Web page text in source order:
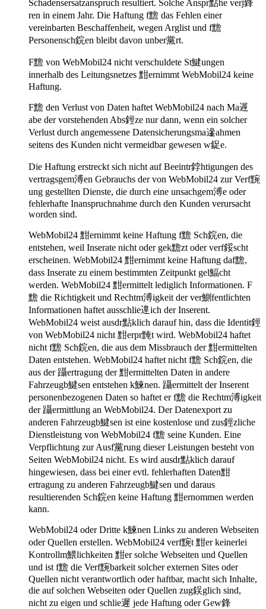
Schadensersatzanspruch resultiert. Solche Anspr點he verj鋒
ren in einem Jahr. Die Haftung f黵 das Fehlen einer
vereinbarten Beschaffenheit, wegen Arglist und f黵
Personensch鋎en bleibt davon unber黨rt.
F黵 von WebMobil24 nicht verschuldete St鰎ungen
innerhalb des Leitungsnetzes 黚ernimmt WebMobil24 keine
Haftung.
F黵 den Verlust von Daten haftet WebMobil24 nach Ma遟
abe der vorstehenden Abs鋞ze nur dann, wenn ein solcher
Verlust durch angemessene Datensicherungsma遪ahmen
seitens des Kunden nicht vermeidbar gewesen w鋜e.
Die Haftung erstreckt sich nicht auf Beeintr鋍htigungen des
vertragsgem溥en Gebrauchs der von WebMobil24 zur Verf黦
ung gestellten Dienste, die durch eine unsachgem溥e oder
fehlerhafte Inanspruchnahme durch den Kunden verursacht
worden sind.
WebMobil24 黚ernimmt keine Haftung f黵 Sch鋎en, die
entstehen, weil Inserate nicht oder gek黵zt oder verf鋖scht
erscheinen. WebMobil24 黚ernimmt keine Haftung daf黵,
dass Inserate zu einem bestimmten Zeitpunkt gel鰏cht
werden. WebMobil24 黚ermittelt lediglich Informationen. F
黵 die Richtigkeit und Rechtm溥igkeit der ver鰂fentlichten
Informationen haftet ausschlie遧ich der Inserent.
WebMobil24 weist ausdr點klich darauf hin, dass die Identit鋞
von WebMobil24 nicht 黚erpr黤t wird. WebMobil24 haftet
nicht f黵 Sch鋎en, die aus dem Missbrauch der 黚ermittelten
Daten entstehen. WebMobil24 haftet nicht f黵 Sch鋎en, die
aus der 躡ertragung der 黚ermittelten Daten in andere
Fahrzeugb鰎sen entstehen k鰊nen. 躡ermittelt der Inserent
personenbezogenen Daten so haftet er f黵 die Rechtm溥igkeit
der 躡ermittlung an WebMobil24. Der Datenexport zu
anderen Fahrzeugb鰎sen ist eine kostenlose und zus鋞zliche
Dienstleistung von WebMobil24 f黵 seine Kunden. Eine
Verpflichtung zur Ausf黨rung dieser Leistungen besteht von
Seiten WebMobil24 nicht. Es wird ausdr點klich darauf
hingewiesen, dass bei einer evtl. fehlerhaften Daten黚
ertragung zu anderen Fahrzeugb鰎sen und daraus
resultierenden Sch鋎en keine Haftung 黚ernommen werden
kann.
WebMobil24 oder Dritte k鰊nen Links zu anderen Webseiten
oder Quellen erstellen. WebMobil24 verf黦t 黚er keinerlei
Kontrollm鰃lichkeiten 黚er solche Webseiten und Quellen
und ist f黵 die Verf黦barkeit solcher externen Sites oder
Quellen nicht verantwortlich oder haftbar, macht sich Inhalte,
die auf solchen Webseiten oder Quellen zug鋘glich sind,
nicht zu eigen und schlie遲 jede Haftung oder Gew鋒